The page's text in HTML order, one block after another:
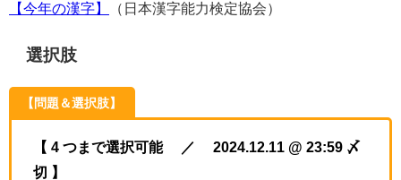
【今年の漢字】 （日本漢字能力検定協会）
選択肢
【問題＆選択肢】
【 4 つまで選択可能 ／ 2024.12.11 @ 23:59 〆
切 】